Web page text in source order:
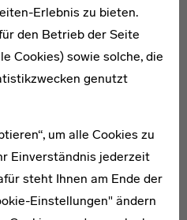
Erlebnis zu bieten.
den Betrieb der Seite
Cookies) sowie solche, die
genutzt
um alle Cookies zu
Einverständnis jederzeit
steht Ihnen am Ende der
Einstellungen" ändern